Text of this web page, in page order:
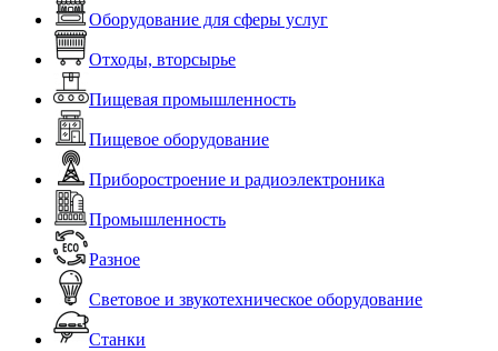
Оборудование для сферы услуг
Отходы, вторсырье
Пищевая промышленность
Пищевое оборудование
Приборостроение и радиоэлектроника
Промышленность
Разное
Световое и звукотехническое оборудование
Станки